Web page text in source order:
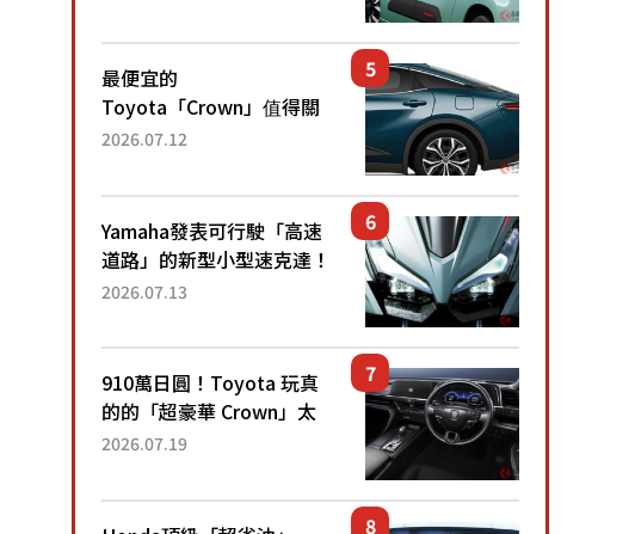
還推出467萬元日圓起的5
人座版...
最便宜的
Toyota「Crown」值得關
注！ 搭載4WD、每公升
眼！ 配備豐富、超越售價
水準，堪稱高CP值代表的
「...
2026.07.12
Yamaha發表可行駛「高速
道路」的新型小型速克達！
搭載能享受超強勁「渦輪
高階「Super Sport」車款
相同的...
2026.07.13
910萬日圓！Toyota 玩真
的的「超豪華 Crown」太
厲害了！採用由「匠人技
運動化「底盤設定」！還配
備專屬豪華...
2026.07.19